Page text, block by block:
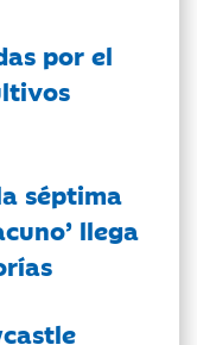
por el
séptima
llega